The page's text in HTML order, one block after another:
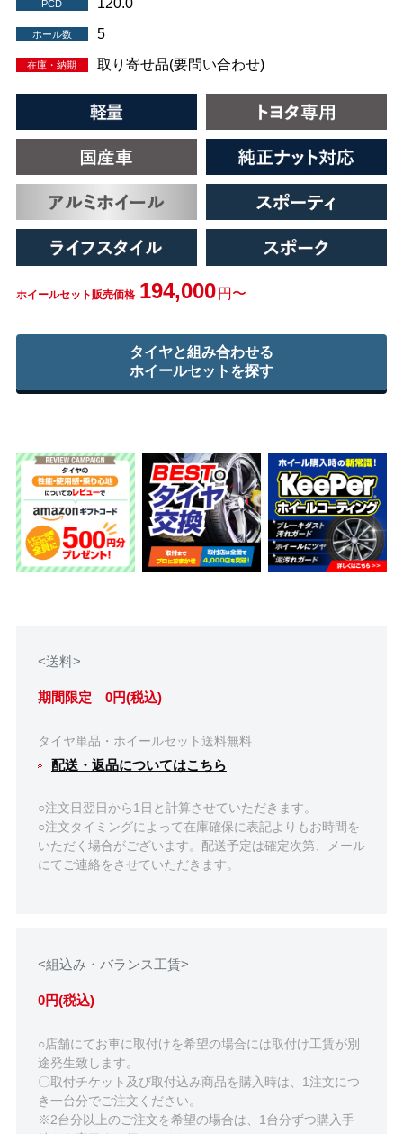
PCD
ホール数 5
在庫・納期 取り寄せ品(要問い合わせ)
ホイールセット販売価格 194,000 円〜
タイヤと組み合わせる
ホイールセットを探す
<送料>
期間限定 0円(税込)
タイヤ単品・ホイールセット送料無料
配送・返品についてはこちら
○注文日翌日から1日と計算させていただきます。
○注文タイミングによって在庫確保に表記よりもお時間を
いただく場合がございます。配送予定は確定次第、メール
にてご連絡をさせていただきます。
<組込み・バランス工賃>
0円(税込)
○店舗にてお車に取付けを希望の場合には取付け工賃が別
途発生致します。
〇取付チケット及び取付込み商品を購入時は、1注文につ
き一台分でご注文ください。
※2台分以上のご注文を希望の場合は、1台分ずつ購入手